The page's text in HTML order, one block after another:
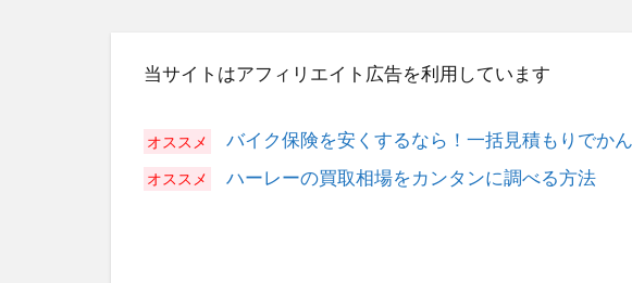
当サイトはアフィリエイト広告を利用しています
バイク保険を安くするなら！一括見積もりでか
ハーレーの買取相場をカンタンに調べる方法